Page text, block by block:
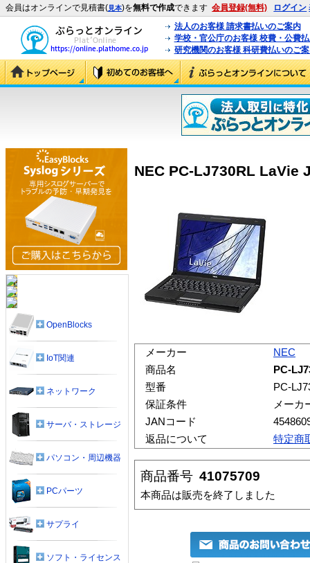
会員はオンラインで見積書(見本)を無料で作成できます 会員登録(無料) ログイン
法人のお客様 請求書払いのご案内
学校・官公庁のお客様 校費・公費
研究機関のお客様 科研費払いのご
NEC PC-LJ730RL LaVie
メーカー
NEC
商品名
PC-
型番
PC-
保証条件
メーカ
JANコード
返品について
特定商
商品番号 41075709
本商品は販売を終了しました
OpenBlocks
IoT関連
ネットワーク
サーバ・ストレージ
パソコン・周辺機器
PCパーツ
サプライ
ソフト・ライセンス